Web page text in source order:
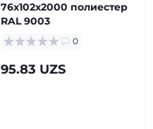
76х102х2000 полиестер
RAL 9003
0
95.83 UZS